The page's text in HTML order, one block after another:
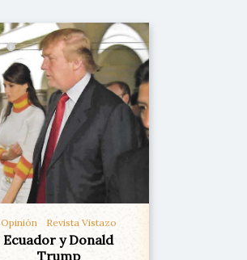
Opinión Revista Vistazo
Ecuador y Donald
Trump